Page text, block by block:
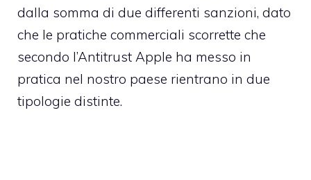
dalla somma di due differenti sanzioni, dato
che le pratiche commerciali scorrette che
secondo l’Antitrust Apple ha messo in
pratica nel nostro paese rientrano in due
tipologie distinte.